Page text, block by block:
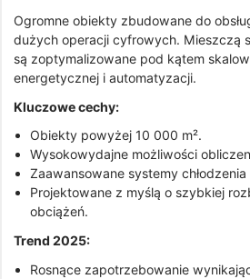
Ogromne obiekty zbudowane do
dużych operacji cyfrowych. Mieszczą
są zoptymalizowane pod kątem
energetycznej i automatyzacji.
Kluczowe cechy:
Obiekty powyżej 10 000 m².
Wysokowydajne możliwości
Zaawansowane systemy chłodzenia
Projektowane z myślą o szybkiej
obciążeń.
Trend 2025:
Rosnące zapotrzebowanie